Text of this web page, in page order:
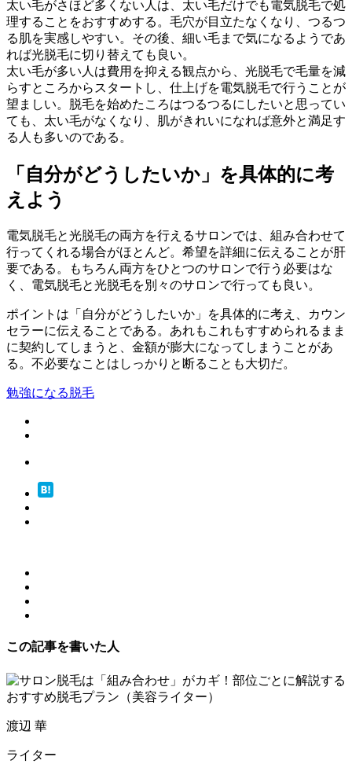
太い毛がさほど多くない人は、太い毛だけでも電気脱毛で処
理することをおすすめする。毛穴が目立たなくなり、つるつ
る肌を実感しやすい。その後、細い毛まで気になるようであ
れば光脱毛に切り替えても良い。
太い毛が多い人は費用を抑える観点から、光脱毛で毛量を減
らすところからスタートし、仕上げを電気脱毛で行うことが
望ましい。脱毛を始めたころはつるつるにしたいと思ってい
ても、太い毛がなくなり、肌がきれいになれば意外と満足す
る人も多いのである。
「自分がどうしたいか」を具体的に考
えよう
電気脱毛と光脱毛の両方を行えるサロンでは、組み合わせて
行ってくれる場合がほとんど。希望を詳細に伝えることが肝
要である。もちろん両方をひとつのサロンで行う必要はな
く、電気脱毛と光脱毛を別々のサロンで行っても良い。
ポイントは「自分がどうしたいか」を具体的に考え、カウン
セラーに伝えることである。あれもこれもすすめられるまま
に契約してしまうと、金額が膨大になってしまうことがあ
る。不必要なことはしっかりと断ることも大切だ。
勉強になる脱毛
この記事を書いた人
渡辺 華
ライター